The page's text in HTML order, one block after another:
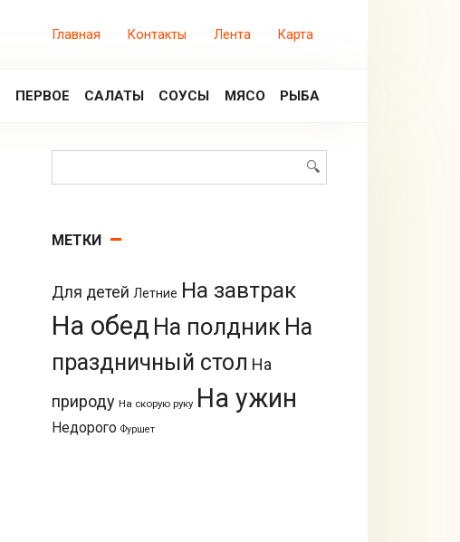
Главная Контакты Лента Карта
ПЕРВОЕ САЛАТЫ СОУСЫ МЯСО РЫБА
МЕТКИ
Для детей Летние На завтрак
На обед На полдник На
праздничный стол На
природу На скорую руку На ужин
Недорого Фуршет